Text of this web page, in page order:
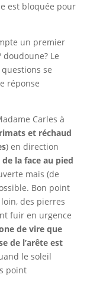
est bloquée pour
un premier
doudoune? Le
se
réponse
Carles à
et réchaud
) en direction
la face au pied
mais (de
Bon point
des pierres
fuir en urgence
de vire que
de l’arête est
le soleil
point